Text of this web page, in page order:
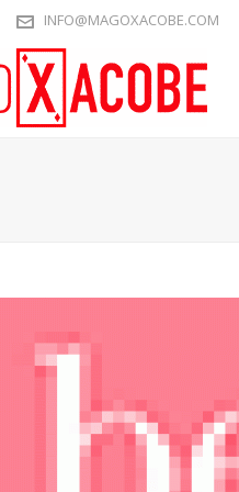
INFO@MAGOXACOBE.COM